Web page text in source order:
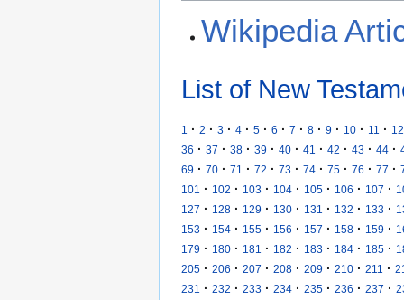
Wikipedia
List of New
1 · 2 · 3 · 4 · 5 · 6 · 7 · 8 · 9 · 10 · 11 · 12
36 · 37 · 38 · 39 · 40 · 41 · 42 · 43 · 44 ·
69 · 70 · 71 · 72 · 73 · 74 · 75 · 76 · 77 ·
101
· 102 · 103 · 104 · 105 · 106 · 107 ·
127 · 128 · 129 · 130 · 131 · 132 · 133 ·
153 · 154 · 155 · 156 · 157 · 158 · 159 ·
179 · 180 · 181 · 182 · 183 · 184 · 185 ·
205 · 206 · 207 · 208 · 209 · 210 · 211 ·
231
· 232 · 233 · 234 · 235 · 236 · 237 ·